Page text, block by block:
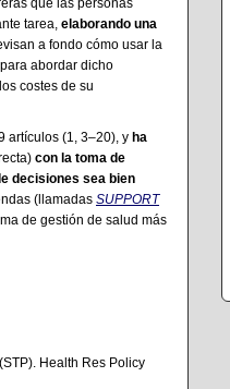
que las personas
tarea, elaborando una
a fondo cómo usar la
abordar dicho
costes de su
artículos (1, 3–20), y ha
con la toma de
decisiones sea bien
(llamadas SUPPORT
de gestión de salud más
Health Res Policy